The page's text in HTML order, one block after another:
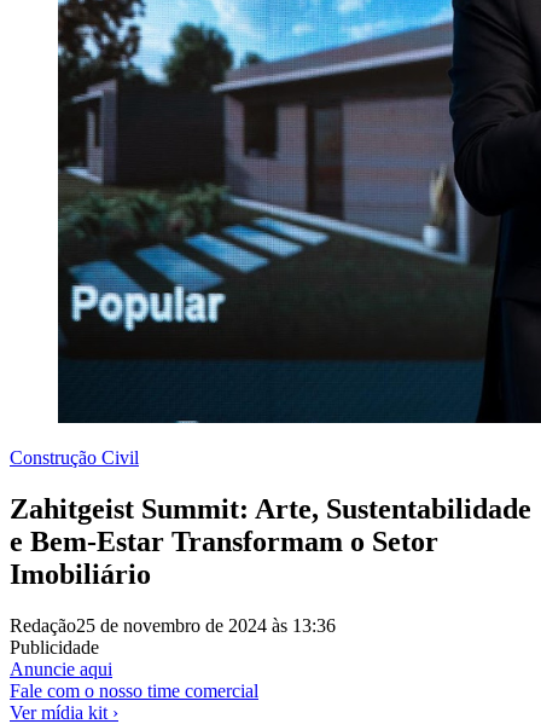
Construção Civil
Zahitgeist Summit: Arte, Sustentabilidade
e Bem-Estar Transformam o Setor
Imobiliário
Redação25 de novembro de 2024 às 13:36
Publicidade
Anuncie aqui
Fale com o nosso time comercial
Ver mídia kit ›